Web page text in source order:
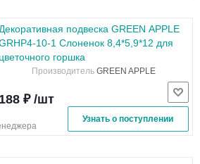
Декоративная подвеска GREEN APPLE
10-1 Слоненок 8,4*5,9*12 для
цветочного горшка
Производитель GREEN APPLE
188 ₽ /шт
Узнать о поступлении